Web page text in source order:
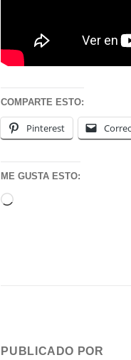
COMPARTE ESTO:
Pinterest
ME GUSTA ESTO:
Cargando...
PUBLICADO POR